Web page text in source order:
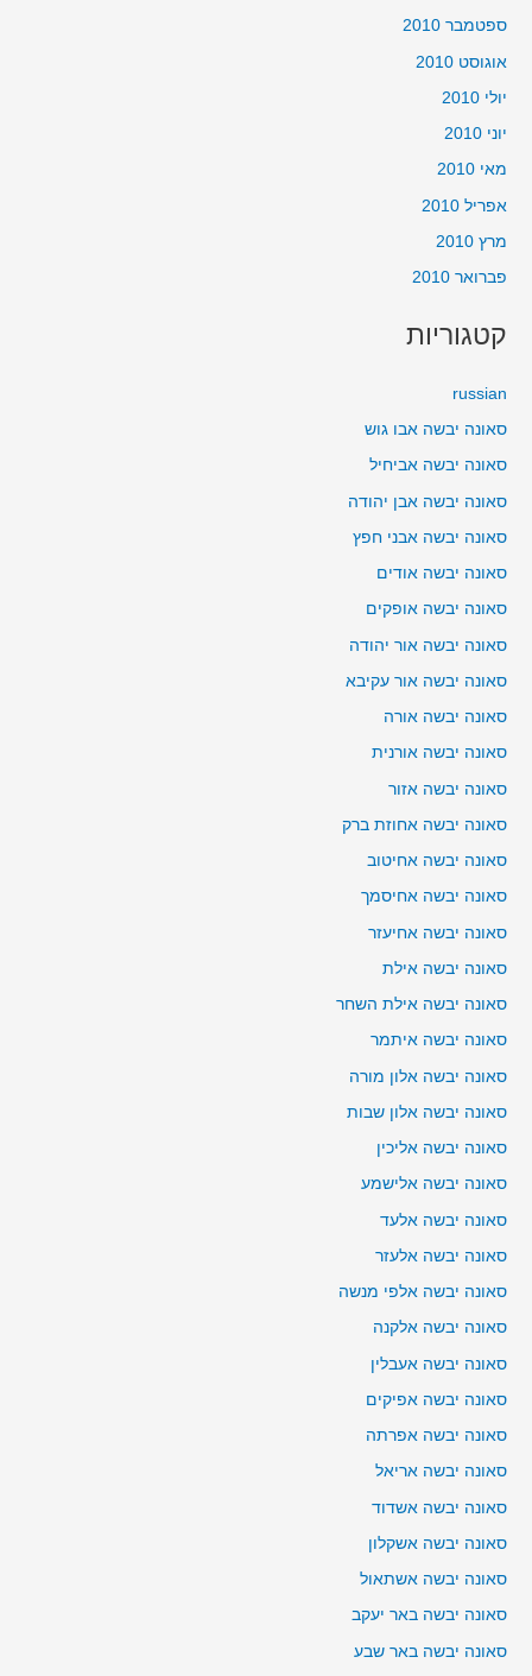
ספטמבר 2010
אוגוסט 2010
יולי 2010
יוני 2010
מאי 2010
אפריל 2010
מרץ 2010
פברואר 2010
קטגוריות
russian
סאונה יבשה אבו גוש
סאונה יבשה אביחיל
סאונה יבשה אבן יהודה
סאונה יבשה אבני חפץ
סאונה יבשה אודים
סאונה יבשה אופקים
סאונה יבשה אור יהודה
סאונה יבשה אור עקיבא
סאונה יבשה אורה
סאונה יבשה אורנית
סאונה יבשה אזור
סאונה יבשה אחוזת ברק
סאונה יבשה אחיטוב
סאונה יבשה אחיסמך
סאונה יבשה אחיעזר
סאונה יבשה אילת
סאונה יבשה אילת השחר
סאונה יבשה איתמר
סאונה יבשה אלון מורה
סאונה יבשה אלון שבות
סאונה יבשה אליכין
סאונה יבשה אלישמע
סאונה יבשה אלעד
סאונה יבשה אלעזר
סאונה יבשה אלפי מנשה
סאונה יבשה אלקנה
סאונה יבשה אעבלין
סאונה יבשה אפיקים
סאונה יבשה אפרתה
סאונה יבשה אריאל
סאונה יבשה אשדוד
סאונה יבשה אשקלון
סאונה יבשה אשתאול
סאונה יבשה באר יעקב
סאונה יבשה באר שבע